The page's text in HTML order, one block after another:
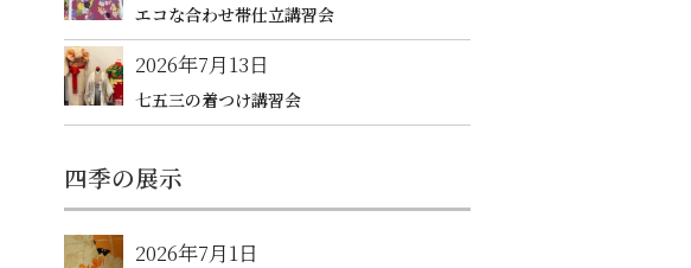
エコな合わせ帯仕立講習会
2026年7月13日
七五三の着つけ講習会
四季の展示
2026年7月1日